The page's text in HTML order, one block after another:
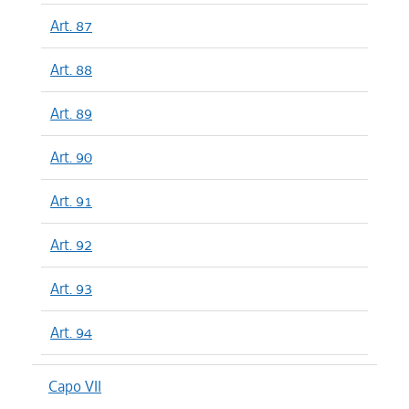
Art. 87
Art. 88
Art. 89
Art. 90
Art. 91
Art. 92
Art. 93
Art. 94
Capo VII